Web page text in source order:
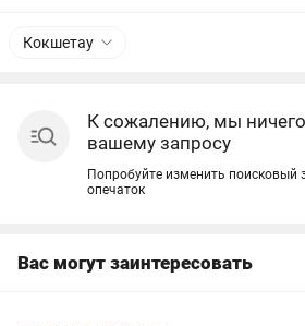
Кокшетау
К сожалению, мы
вашему запросу
Попробуйте изменить поисковый
опечаток
Вас могут заинтересовать